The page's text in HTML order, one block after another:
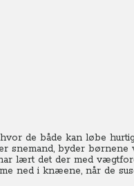
de både kan løbe
snemand, byder børnene
lært det der med
ned i knæene, når de